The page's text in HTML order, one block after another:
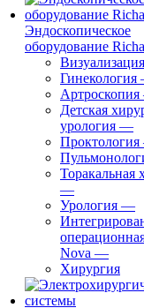
Эндоскопическое
оборудование
Визуализация
Гинекология
Артроскопия
Детская
урология —
Проктология
Торакальная
—
Урология —
Nova —
Хирургия